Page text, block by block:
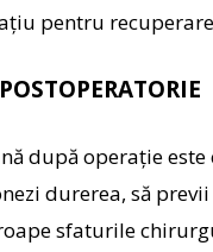
pentru
după operație este
durerea, să
sfaturile